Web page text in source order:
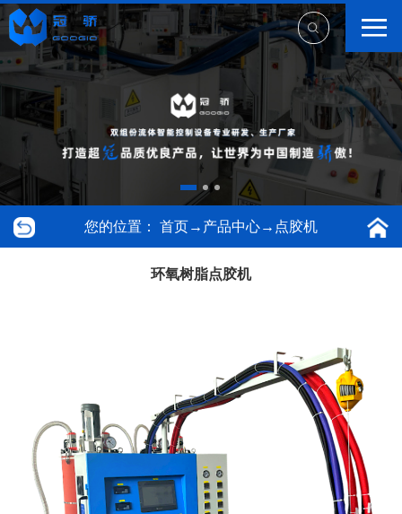
您的位置： 首页→ 产品中心→ 点胶机
环氧树脂点胶机